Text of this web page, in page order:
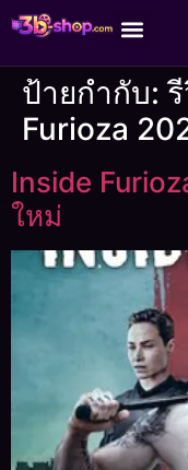
ป้ายกำกับ:
Furioza
Inside
ใหม่